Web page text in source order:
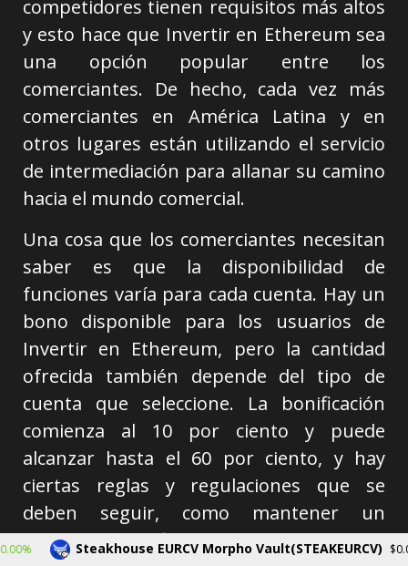
competidores tienen requisitos más altos
y esto hace que Invertir en Ethereum sea
una opción popular entre los
comerciantes. De hecho, cada vez más
comerciantes en América Latina y en
otros lugares están utilizando el servicio
de intermediación para allanar su camino
hacia el mundo comercial.
Una cosa que los comerciantes necesitan
saber es que la disponibilidad de
funciones varía para cada cuenta. Hay un
bono disponible para los usuarios de
Invertir en Ethereum, pero la cantidad
ofrecida también depende del tipo de
cuenta que seleccione. La bonificación
comienza al 10 por ciento y puede
alcanzar hasta el 60 por ciento, y hay
ciertas reglas y regulaciones que se
deben seguir, como mantener un
volumen específico de transacciones cada
Steakhouse EURCV Morpho Vault(STEAKEURCV) $0.000000 -